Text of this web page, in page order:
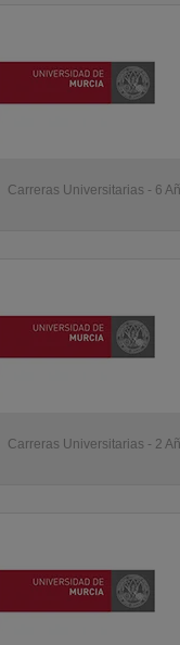
Carreras Universitarias - 6
Carreras Universitarias - 2